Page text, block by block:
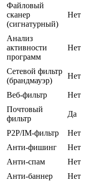
Файловый
сканер
(сигнатурный)
Нет
Анализ
активности
программ
Нет
Сетевой фильтр
(брандмауэр)
Нет
Веб-фильтр
Нет
Почтовый
фильтр
Да
P2P/IM-фильтр
Нет
Анти-фишинг
Нет
Анти-спам
Нет
Анти-баннер
Нет